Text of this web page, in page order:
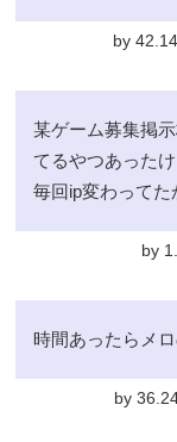
by
某ゲーム募集掲
てるやつあった
毎回ip変わって
by
時間あったらメ
by